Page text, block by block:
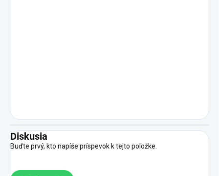
Diskusia
Buďte prvý, kto napíše príspevok k tejto položke.